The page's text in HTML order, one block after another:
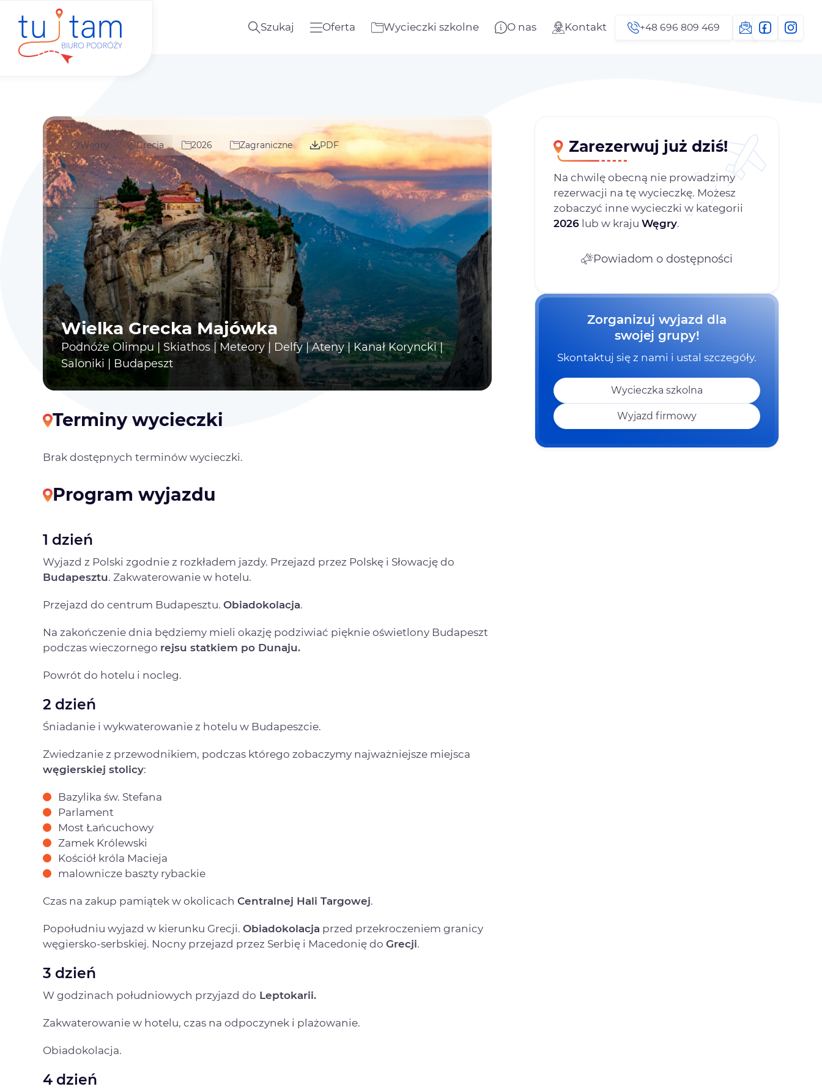
Szukaj Oferta Wycieczki szkolne O nas Kontakt +48 696 809 469
Wielka Grecka Majówka
Podnóże Olimpu | Skiathos | Meteory | Delfy | Ateny | Kanał Koryncki |
Saloniki | Budapeszt
Węgry Grecja 2026 Zagraniczne PDF
Terminy wycieczki
Brak dostępnych terminów wycieczki.
Program wyjazdu
1 dzień
Wyjazd z Polski zgodnie z rozkładem jazdy. Przejazd przez Polskę i Słowację do
Budapesztu. Zakwaterowanie w hotelu.
Przejazd do centrum Budapesztu. Obiadokolacja.
Na zakończenie dnia będziemy mieli okazję podziwiać pięknie oświetlony Budapeszt
podczas wieczornego rejsu statkiem po Dunaju.
Powrót do hotelu i nocleg.
2 dzień
Śniadanie i wykwaterowanie z hotelu w Budapeszcie.
Zwiedzanie z przewodnikiem, podczas którego zobaczymy najważniejsze miejsca
węgierskiej stolicy:
Bazylika św. Stefana
Parlament
Most Łańcuchowy
Zamek Królewski
Kościół króla Macieja
malownicze baszty rybackie
Czas na zakup pamiątek w okolicach Centralnej Hali Targowej.
Popołudniu wyjazd w kierunku Grecji. Obiadokolacja przed przekroczeniem granicy
węgiersko-serbskiej. Nocny przejazd przez Serbię i Macedonię do Grecji.
3 dzień
W godzinach południowych przyjazd do Leptokarii.
Zakwaterowanie w hotelu, czas na odpoczynek i plażowanie.
Obiadokolacja.
4 dzień
Zarezerwuj już dziś!
Na chwilę obecną nie prowadzimy
rezerwacji na tę wycieczkę. Możesz
zobaczyć inne wycieczki w kategorii
2026 lub w kraju Węgry.
Powiadom o dostępności
Zorganizuj wyjazd dla
swojej grupy!
Skontaktuj się z nami i ustal szczegóły.
Wycieczka szkolna
Wyjazd firmowy